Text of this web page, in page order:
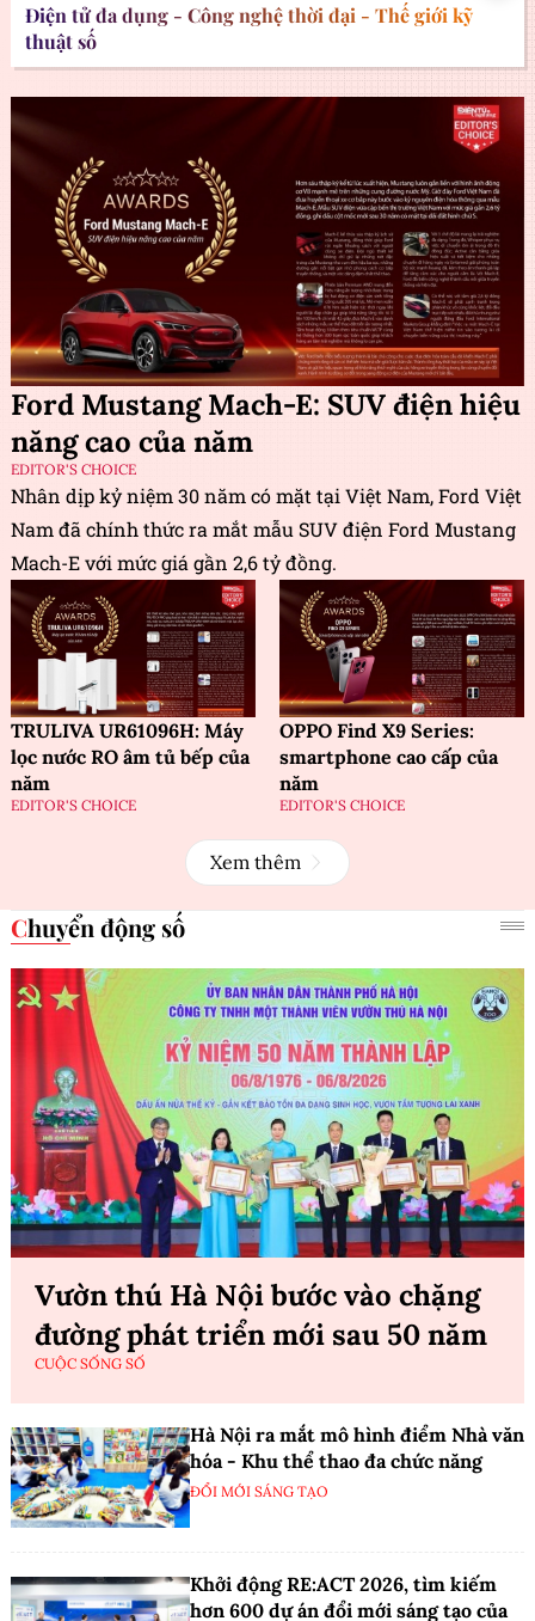
Điện tử đa dụng - Công nghệ thời đại - Thế giới kỹ
thuật số
Ford Mustang Mach-E: SUV điện hiệu
năng cao của năm
EDITOR'S CHOICE
Nhân dịp kỷ niệm 30 năm có mặt tại Việt Nam, Ford Việt
Nam đã chính thức ra mắt mẫu SUV điện Ford Mustang
Mach-E với mức giá gần 2,6 tỷ đồng.
TRULIVA UR61096H: Máy
lọc nước RO âm tủ bếp của
năm
EDITOR'S CHOICE
OPPO Find X9 Series:
smartphone cao cấp của
năm
EDITOR'S CHOICE
Xem thêm
Chuyển động số
Vườn thú Hà Nội bước vào chặng
đường phát triển mới sau 50 năm
CUỘC SỐNG SỐ
Hà Nội ra mắt mô hình điểm Nhà văn
hóa - Khu thể thao đa chức năng
ĐỔI MỚI SÁNG TẠO
Khởi động RE:ACT 2026, tìm kiếm
hơn 600 dự án đổi mới sáng tạo của